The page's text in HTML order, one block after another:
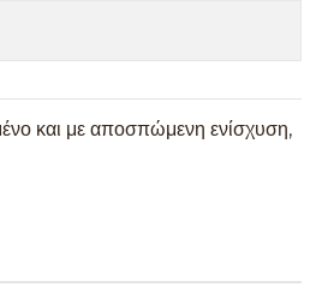
και με αποσπώμενη ενίσχυση,